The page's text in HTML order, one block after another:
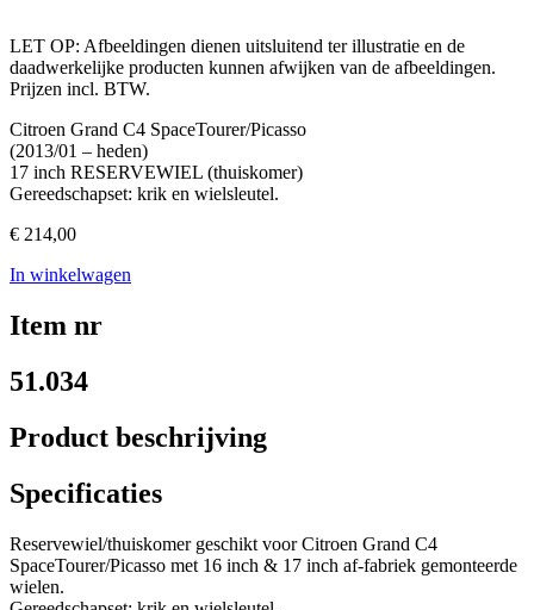
LET OP: Afbeeldingen dienen uitsluitend ter illustratie en de
daadwerkelijke producten kunnen afwijken van de afbeeldingen.
Prijzen incl. BTW.
Citroen Grand C4 SpaceTourer/Picasso
(2013/01 – heden)
17 inch RESERVEWIEL (thuiskomer)
Gereedschapset: krik en wielsleutel.
€ 214,00
In winkelwagen
Item nr
51.034
Product beschrijving
Specificaties
Reservewiel/thuiskomer geschikt voor Citroen Grand C4
SpaceTourer/Picasso met 16 inch & 17 inch af-fabriek gemonteerde
wielen.